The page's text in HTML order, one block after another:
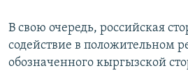
В свою очередь, российская
содействие в положительном
обозначенного кыргызской